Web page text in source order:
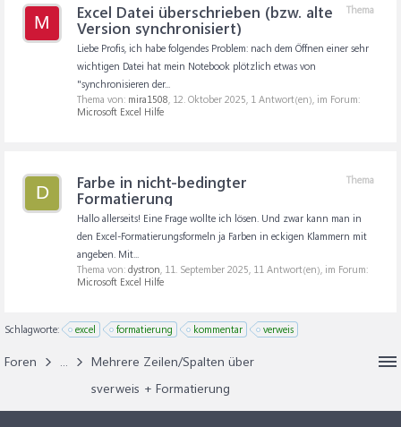
M
Thema
Excel Datei überschrieben (bzw. alte
Version synchronisiert)
Liebe Profis, ich habe folgendes Problem: nach dem Öffnen einer sehr
wichtigen Datei hat mein Notebook plötzlich etwas von
"synchronisieren der...
Thema von: mira1508, 12. Oktober 2025, 1 Antwort(en), im Forum:
Microsoft Excel Hilfe
D
Thema
Farbe in nicht-bedingter
Formatierung
Hallo allerseits! Eine Frage wollte ich lösen. Und zwar kann man in
den Excel-Formatierungsformeln ja Farben in eckigen Klammern mit
angeben. Mit...
Thema von: dystron, 11. September 2025, 11 Antwort(en), im Forum:
Microsoft Excel Hilfe
Schlagworte: excel formatierung kommentar verweis
Foren ...
Mehrere Zeilen/Spalten über
sverweis + Formatierung